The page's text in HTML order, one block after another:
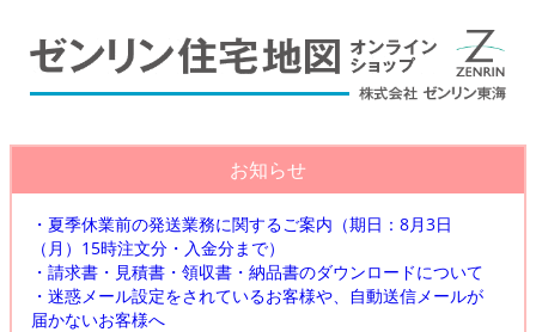
お知らせ
・夏季休業前の発送業務に関するご案内（期日：8月3日
（月）15時注文分・入金分まで）
・請求書・見積書・領収書・納品書のダウンロードについて
・迷惑メール設定をされているお客様や、自動送信メールが
届かないお客様へ